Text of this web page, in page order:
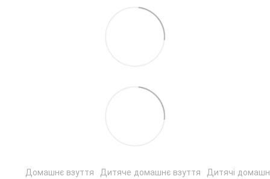
Домашнє взуття Дитяче домашнє взуття Дитячі